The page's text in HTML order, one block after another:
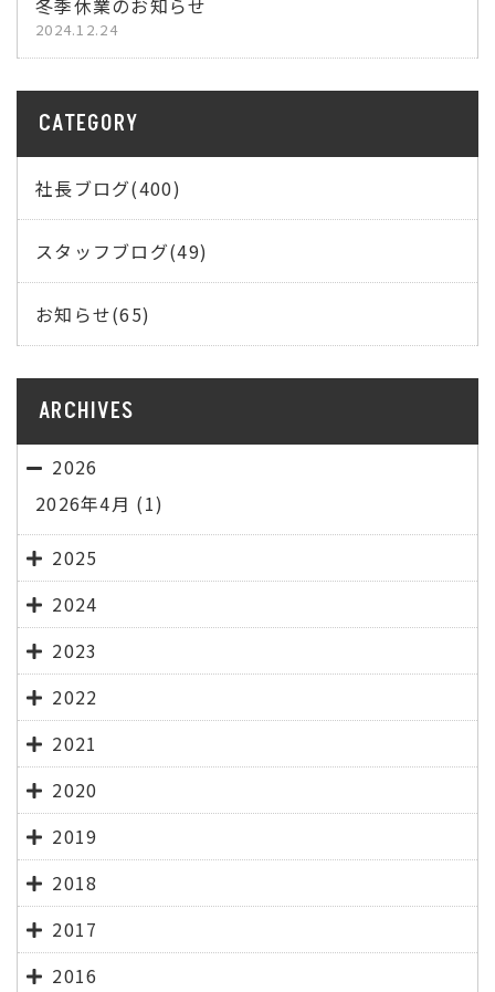
冬季休業のお知らせ
2024.12.24
CATEGORY
社長ブログ(400)
スタッフブログ(49)
お知らせ(65)
ARCHIVES
2026
2026年4月 (1)
2025
2024
2023
2022
2021
2020
2019
2018
2017
2016